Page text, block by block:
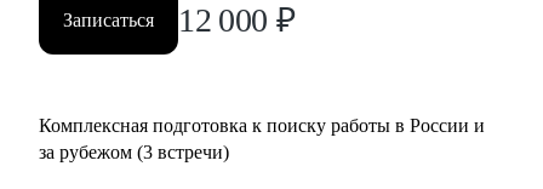
Записаться 12 000 ₽
Комплексная подготовка к поиску работы в России и
за рубежом (3 встречи)